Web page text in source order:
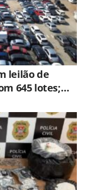
leilão de
645 lotes;